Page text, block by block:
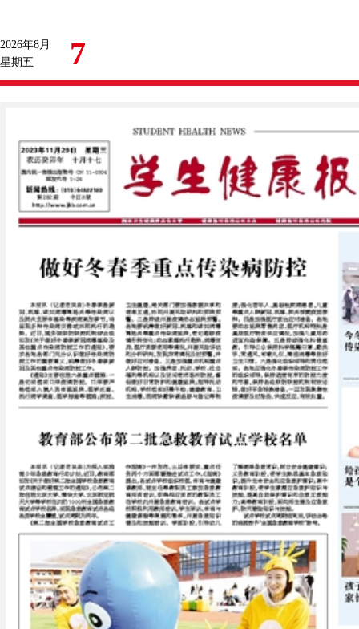
2026年8月
星期五
7